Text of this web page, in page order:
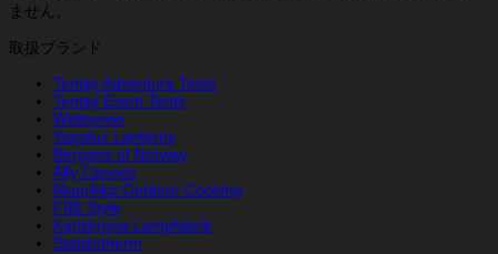
ません。
取扱ブランド
Tentipi Adventure Tents
Tentipi Event Tents
Weltevree
Vapalux Lanterns
Bergans of Norway
Ally Canoes
Muurikka Outdoor Cooking
FIBI Style
Karlskrona Lampfabrik
Stabilotherm